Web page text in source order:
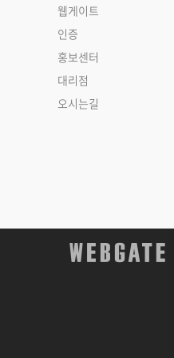
웹게이트
인증
홍보센터
대리점
오시는길